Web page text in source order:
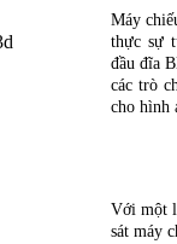
Máy
thực sự
đầu đĩa
các trò
cho hình
Với một
sát máy